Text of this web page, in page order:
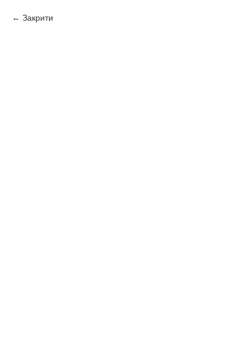
Закрити